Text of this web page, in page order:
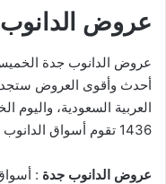
عروض
عروض الدانوب جدة
أحدث وأقوى العروض
1436 تقوم أسواق الدانوب بتقديم الجديد من عروضها.
عروض الدانوب جدة :